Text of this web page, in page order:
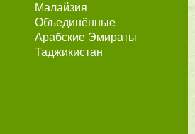
Малайзия
Объединённые
Арабские Эмираты
Таджикистан